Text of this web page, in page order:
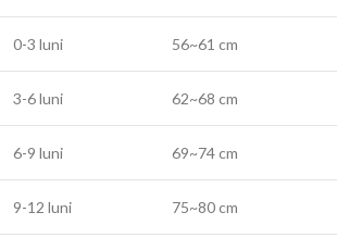
0-3 luni 56~61 cm
3-6 luni 62~68 cm
6-9 luni 69~74 cm
9-12 luni 75~80 cm